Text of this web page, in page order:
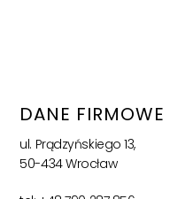
DANE FIRMOWE
ul. Prądzyńskiego 13,
50-434 Wrocław